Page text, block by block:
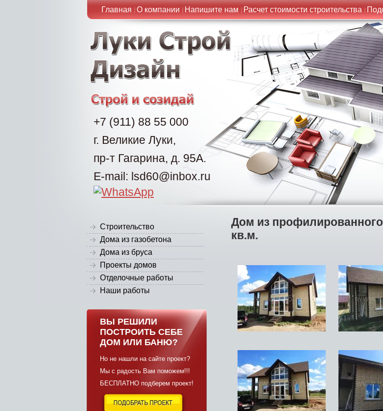
Главная О компании Напишите нам Расчет стоимости строительства
+7 (911) 88 55 000
г. Великие Луки,
пр-т Гагарина, д. 95А.
E-mail: lsd60@inbox.ru
Строительство
Дома из газобетона
Дома из бруса
Проекты домов
Отделочные работы
Наши работы
ВЫ РЕШИЛИ
ПОСТРОИТЬ СЕБЕ
ДОМ ИЛИ БАНЮ?
Но не нашли на сайте проект?
Мы с радость Вам поможем!!!
БЕСПЛАТНО подберем проект!
Дом из
кв.м.